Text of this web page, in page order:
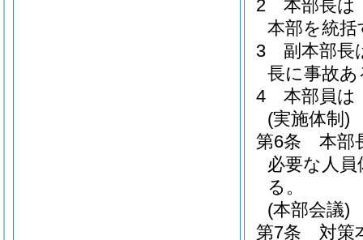
2
本部長は
本部を統括
3
副本部長
長に事故
4
本部員は
(実施体制)
第6条
本部
必要な人
る。
(本部会議)
第7条
対策